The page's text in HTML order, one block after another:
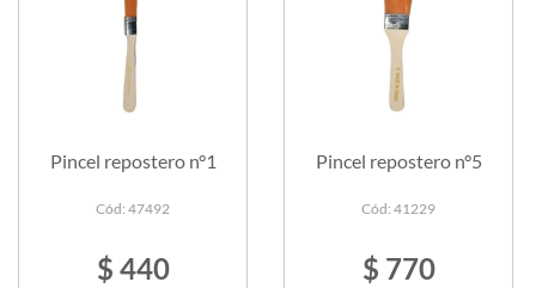
Pincel repostero n°1
Cód: 47492
$ 440
Pincel repostero n°5
Cód: 41229
$ 770